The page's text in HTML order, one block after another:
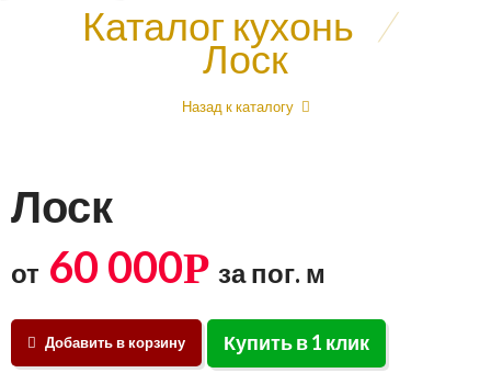
Каталог кухонь /
Лоск
Назад к каталогу
Лоск
от 60 000Р за пог. м
Добавить в корзину Купить в 1 клик